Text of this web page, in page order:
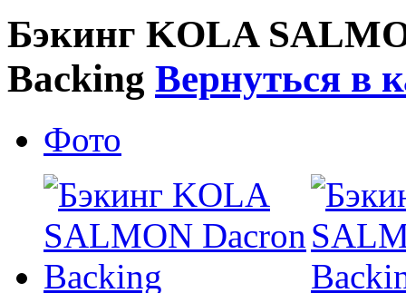
Бэкинг KOLA
Backing Вернуться в
Фото